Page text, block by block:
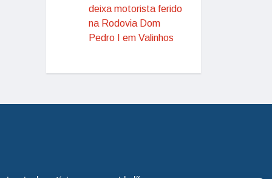
deixa motorista ferido
na Rodovia Dom
Pedro I em Valinhos